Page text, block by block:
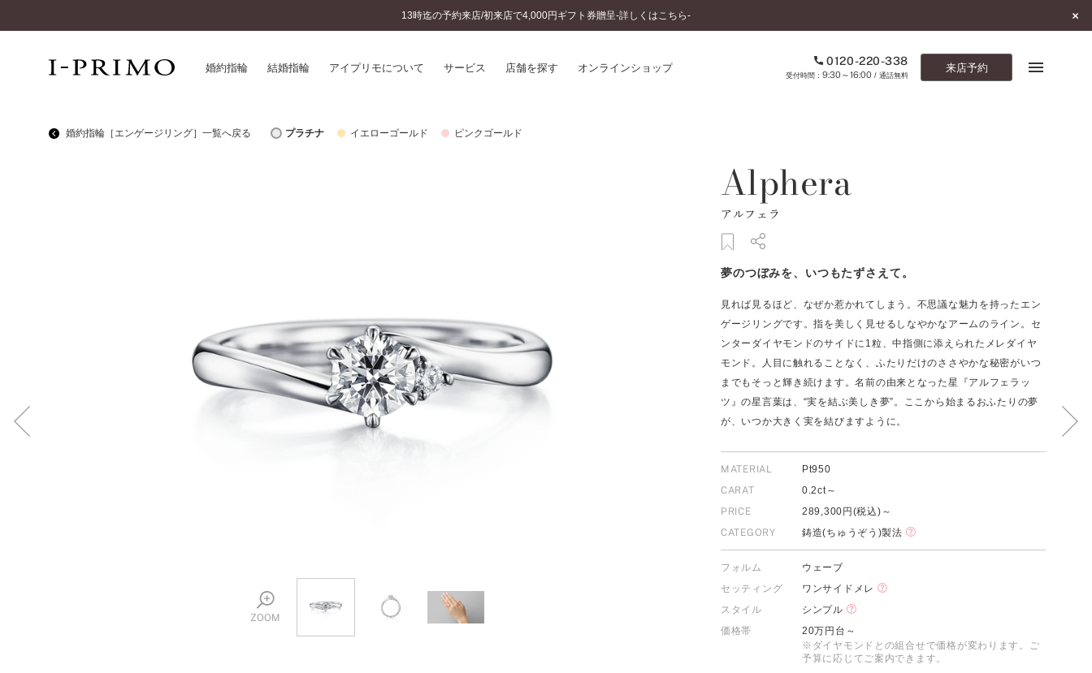
13時迄の予約来店/初来店で4,000円ギフト券贈呈-詳しくはこちら-
婚約指輪 結婚指輪 アイプリモについて サービス 店舗を探す オンラインショップ 0120-220-338
9:30～16:00/ 通話無料
来店予約
婚約ネックレス
ダイヤモンドシェイプコレクション
ペールブラウンゴールド
アフターサービス
ご購入方法・仕上げ日数
プロミスダイヤモンド&バースストー
ン
ブライダルアイテム
ONLINE SHOP
0120-220-338
カタログ請求
お問い合わせ
婚約指輪［エンゲージリング］一覧へ戻る プラチナ イエローゴールド ピンクゴールド
ZOOM
Alphera
アルフェラ
夢のつぼみを、いつもたずさえて。
見れば見るほど、なぜか惹かれてしまう。不思議な魅力を持ったエン
ゲージリングです。指を美しく見せるしなやかなアームのライン。セ
ンターダイヤモンドのサイドに1粒、中指側に添えられたメレダイヤ
モンド。人目に触れることなく、ふたりだけのささやかな秘密がいつ
までもそっと輝き続けます。名前の由来となった星『アルフェラッ
ツ』の星言葉は、“実を結ぶ美しき夢”。ここから始まるおふたりの夢
が、いつか大きく実を結びますように。
MATERIAL
Pt950
CARAT
0.2ct～
PRICE
289,300円(税込)～
CATEGORY
鋳造(ちゅうぞう)製法
フォルム
ウェーブ
セッティング
ワンサイドメレ
スタイル
シンプル
価格帯
20万円台～
※ダイヤモンドとの組合せで価格が変わります。ご
予算に応じてご案内できます。